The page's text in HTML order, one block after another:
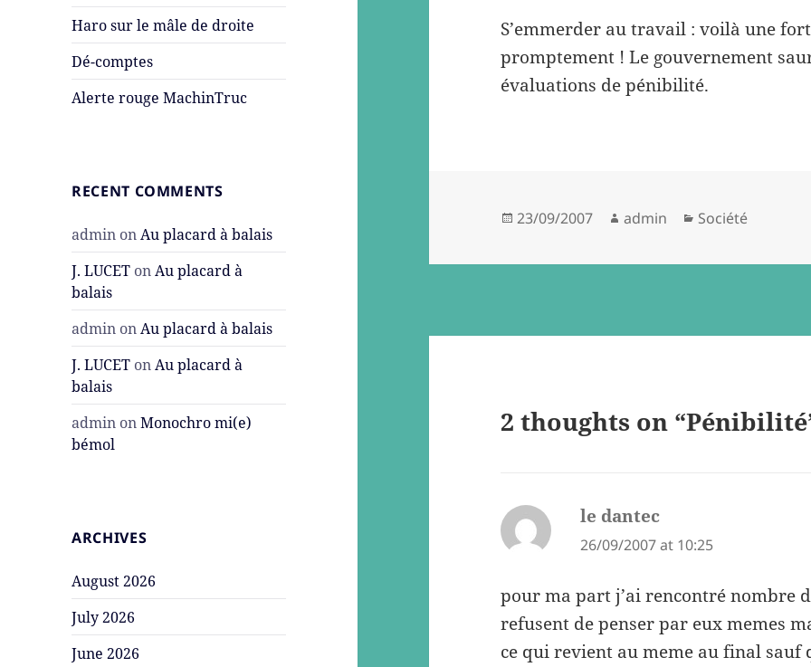
Haro sur le mâle de droite
Dé-comptes
Alerte rouge MachinTruc
RECENT COMMENTS
admin onAu placard à balais
J. LUCET onAu placard à
balais
admin onAu placard à balais
J. LUCET onAu placard à
balais
admin onMonochro mi(e)
bémol
ARCHIVES
August 2026
July 2026
June 2026
S’emmerder au travail : voilà une
promptement ! Le gouvernement
évaluations de pénibilité.
Posted
23/09/2007 Author
admin Categories
Société
2 thoughts on
le dantec
26/09/2007 at 10:25
pour ma part j’ai rencontré nombre
refusent de penser par eux memes
ce qui revient au meme au final sauf